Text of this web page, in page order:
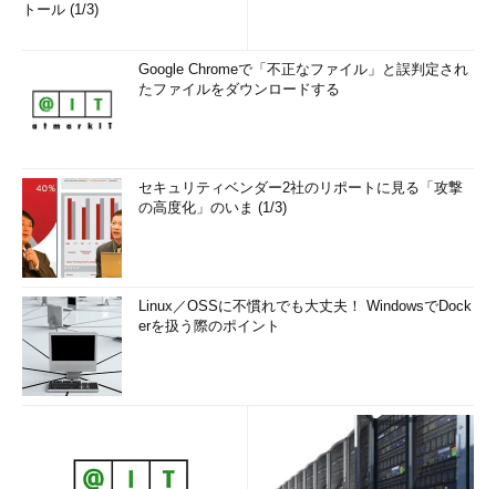
トール (1/3)
Google Chromeで「不正なファイル」と誤判定され
たファイルをダウンロードする
セキュリティベンダー2社のリポートに見る「攻撃
の高度化」のいま (1/3)
Linux／OSSに不慣れでも大丈夫！ WindowsでDock
erを扱う際のポイント